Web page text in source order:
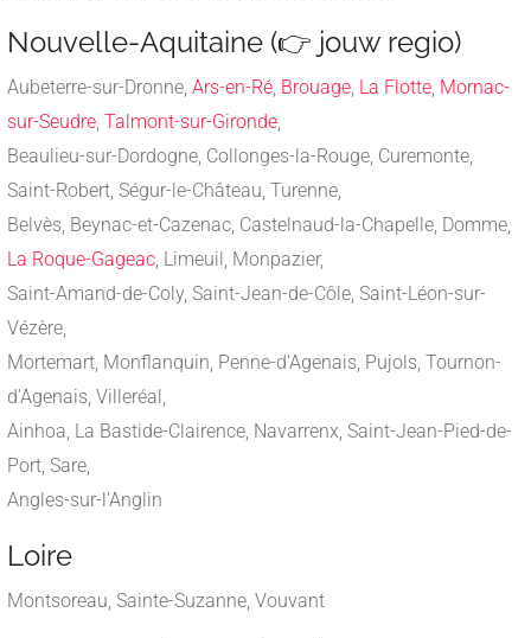
Nouvelle-Aquitaine (👉 jouw regio)
Aubeterre-sur-Dronne, Ars-en-Ré, Brouage, La Flotte, Mornac-
sur-Seudre, Talmont-sur-Gironde,
Beaulieu-sur-Dordogne, Collonges-la-Rouge, Curemonte,
Saint-Robert, Ségur-le-Château, Turenne,
Belvès, Beynac-et-Cazenac, Castelnaud-la-Chapelle, Domme,
La Roque-Gageac, Limeuil, Monpazier,
Saint-Amand-de-Coly, Saint-Jean-de-Côle, Saint-Léon-sur-
Vézère,
Mortemart, Monflanquin, Penne-d'Agenais, Pujols, Tournon-
d'Agenais, Villeréal,
Ainhoa, La Bastide-Clairence, Navarrenx, Saint-Jean-Pied-de-
Port, Sare,
Angles-sur-l'Anglin
Loire
Montsoreau, Sainte-Suzanne, Vouvant